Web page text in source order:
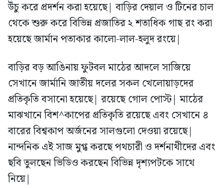
উঁচু করে প্রদর্শন করা হয়েছে| বাড়ির দেয়াল ও টিনের চাল
থেকে শুরু করে বিভিন্ন প্রজাতির ২ শতাধিক গাছ রং করা
হয়েছে জার্মান পতাকার কালো-লাল-হলুদ রংয়ে|
বাড়ির বড় আঙিনায় ফুটবল মাঠের আদলে সাজিয়ে
সেখানে জার্মানি জাতীয় দলের সকল খেলোয়াড়দের
প্রতিকৃতি বসানো হয়েছে| রয়েছে গোল পোস্ট| মাঠের
মাঝখানে বিশ^কাপের প্রতিকৃতি রয়েছে এবং সেখানে ৪
বারের বিশ্বকাপ অর্জনের সালগুলো দেওয়া রয়েছে|
নান্দনিক এই সাজ মুগ্ধ করছে পথচারী ও দর্শনাথীদের এবং
ছবি তুলছেন ভিডিও করছেন বিভিন্ন দৃশ্যপটকে সাথে
নিয়ে|